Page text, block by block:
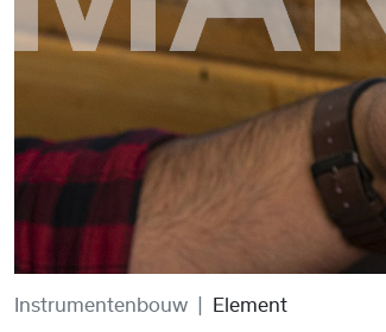
Instrumentenbouw Element